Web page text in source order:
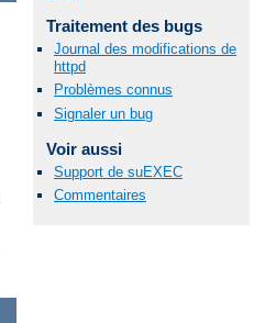
Traitement des bugs
Journal des modifications de
httpd
Problèmes connus
Signaler un bug
Voir aussi
Support de suEXEC
Commentaires